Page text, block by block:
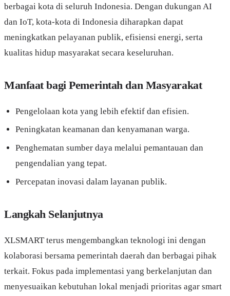
berbagai kota di seluruh Indonesia. Dengan dukungan AI
dan IoT, kota-kota di Indonesia diharapkan dapat
meningkatkan pelayanan publik, efisiensi energi, serta
kualitas hidup masyarakat secara keseluruhan.
Manfaat bagi Pemerintah dan Masyarakat
Pengelolaan kota yang lebih efektif dan efisien.
Peningkatan keamanan dan kenyamanan warga.
Penghematan sumber daya melalui pemantauan dan
pengendalian yang tepat.
Percepatan inovasi dalam layanan publik.
Langkah Selanjutnya
XLSMART terus mengembangkan teknologi ini dengan
kolaborasi bersama pemerintah daerah dan berbagai pihak
terkait. Fokus pada implementasi yang berkelanjutan dan
menyesuaikan kebutuhan lokal menjadi prioritas agar smart